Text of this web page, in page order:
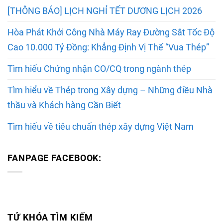
[THÔNG BÁO] LỊCH NGHỈ TẾT DƯƠNG LỊCH 2026
Hòa Phát Khởi Công Nhà Máy Ray Đường Sắt Tốc Độ
Cao 10.000 Tỷ Đồng: Khẳng Định Vị Thế “Vua Thép”
Tìm hiểu Chứng nhận CO/CQ trong ngành thép
Tìm hiểu về Thép trong Xây dựng – Những điều Nhà
thầu và Khách hàng Cần Biết
Tìm hiểu về tiêu chuẩn thép xây dựng Việt Nam
FANPAGE FACEBOOK:
TỨ KHÓA TÌM KIẾM